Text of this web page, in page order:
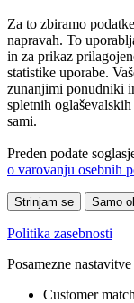
Za to zbiramo
napravah. To
in za prikaz
statistike uporabe.
zunanjimi ponudniki
spletnih
sami.
Preden podate
o varovanju osebnih
Strinjam se Samo
Politika zasebnosti
Posamezne
Customer